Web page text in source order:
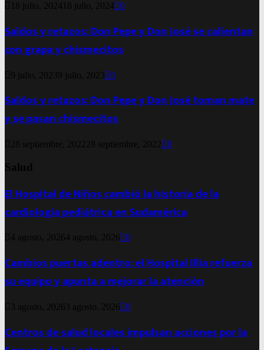
18 julio, 2024 18 julio, 2024 0
Saldos y retazos: Don Pepe y Don José se calientan
con grapa y chismecitos
9 julio, 20239 julio, 2023 0
Saldos y retazos: Don Pepe y Don José toman mate
y se pasan chismecitos
28 septiembre, 2022 28 septiembre, 2022 0
Salud
El Hospital de Niños cambió la historia de la
cardiología pediátrica en Sudamérica
4 agosto, 20264 agosto, 2026 0
Cambios puertas adentro: el Hospital Illia refuerza
su equipo y apunta a mejorar la atención
3 agosto, 2026 3 agosto, 2026 0
Centros de salud locales impulsan acciones por la